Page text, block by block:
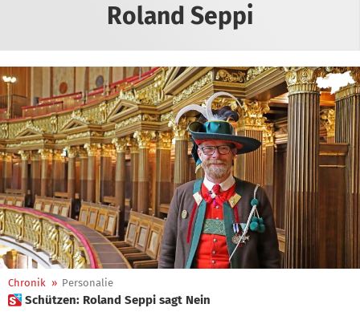
Roland Seppi
Chronik » Personalie
 Schützen: Roland Seppi sagt Nein